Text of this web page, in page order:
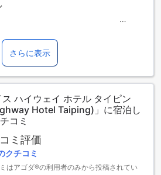
るグランド パラダイス ハイウェイ ホ
にとって理想的な宿泊先です。この1
客室を備えており、シンプルであり
しています。ビジネスや観光で訪れ
ロケーションと必要な設備が整って
ごしいただけます。
時まで可能で、ゆったりとした時間
。また、家族連れのお客様にも嬉し
2歳から3歳のお子様は、無料で宿泊
の楽しいひとときをお過ごしいただ
イス ハイウェイ ホテル タイピン
してみませんか？
さらに表示
ス ハイウェイ ホテル タイピン
Hotel Taiping)」に宿泊し
コミ
ミ評価
クチコミ
はアゴダ®の利用者のみから投稿されてい